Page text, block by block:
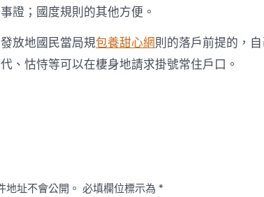
證；國度規則的其他方便。
放地國民當局規包養甜心網則的落戶前提的，
、怙恃等可以在棲身地請求掛號常住戶口。
地址不會公開。 必填欄位標示為 *